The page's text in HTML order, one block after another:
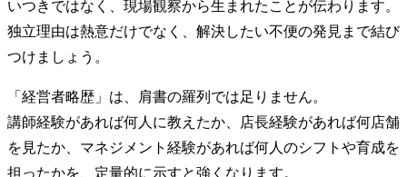
いつきではなく、現場観察から生まれたことが伝わります。
独立理由は熱意だけでなく、解決したい不便の発見まで結び
つけましょう。
「経営者略歴」は、肩書の羅列では足りません。
講師経験があれば何人に教えたか、店長経験があれば何店舗
を見たか、マネジメント経験があれば何人のシフトや育成を
担ったかを、定量的に示すと強くなります。